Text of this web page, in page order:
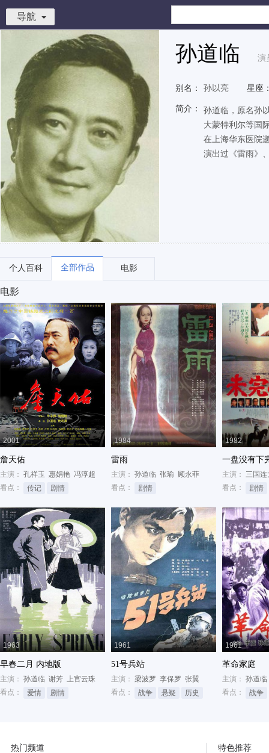
导航
孙道临 演
别名： 孙以亮 星座
简介：
孙道临，原名孙
大蒙特利尔等国
在上海华东医院
演出过《雷雨》
个人百科 全部作品 电影
电影
2001
詹天佑
主演： 孔祥玉 惠娟艳 冯淳超
看点：
传记 剧情
1984
雷雨
主演： 孙道临 张瑜 顾永菲
看点：
剧情
1982
一盘没有下
主演： 三国连
看点：
剧情
1963
早春二月 内地版
主演： 孙道临 谢芳 上官云珠
看点：
爱情 剧情
1961
51号兵站
主演： 梁波罗 李保罗 张翼
看点：
战争 悬疑 历史
1961
革命家庭
主演： 孙道临
看点：
战争
热门频道 特色推荐